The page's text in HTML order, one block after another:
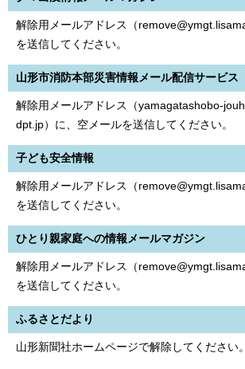
解除用メールアドレス（
を送信してください。
山形市消防本部災害情報メール配信サービス
解除用メールアドレス（yamagatashobo-
dpt.jp）に、空メールを送信してください。
子ども安全情報
解除用メールアドレス（
を送信してください。
ひとり親家庭への情報メールマガジン
解除用メールアドレス（
を送信してください。
ふるさとだより
山形新聞社ホームページで解除してください。